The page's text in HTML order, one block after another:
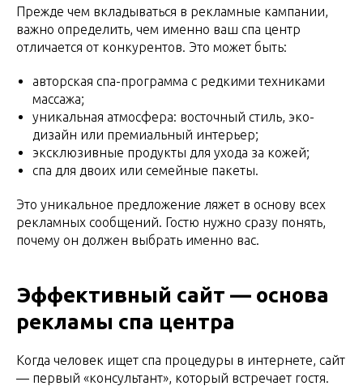
Прежде чем вкладываться в рекламные кампании,
важно определить, чем именно ваш спа центр
отличается от конкурентов. Это может быть:
авторская спа-программа с редкими техниками
массажа;
уникальная атмосфера: восточный стиль, эко-
дизайн или премиальный интерьер;
эксклюзивные продукты для ухода за кожей;
спа для двоих или семейные пакеты.
Это уникальное предложение ляжет в основу всех
рекламных сообщений. Гостю нужно сразу понять,
почему он должен выбрать именно вас.
Эффективный сайт — основа
рекламы спа центра
Когда человек ищет спа процедуры в интернете, сайт
— первый «консультант», который встречает гостя.